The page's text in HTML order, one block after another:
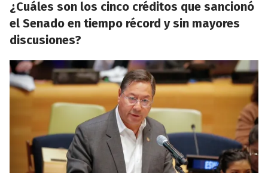
¿Cuáles son los cinco créditos que sancionó
el Senado en tiempo récord y sin mayores
discusiones?